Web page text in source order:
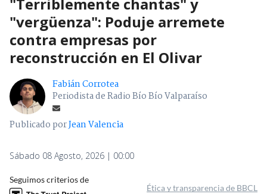
"Terriblemente chantas" y
"vergüenza": Poduje arremete
contra empresas por
reconstrucción en El Olivar
Fabián Corrotea
Periodista de Radio Bío Bío Valparaíso
Publicado porJean Valencia
Sábado 08 Agosto, 2026 | 00:00
Seguimos criterios de
Ética y transparencia de BBCL